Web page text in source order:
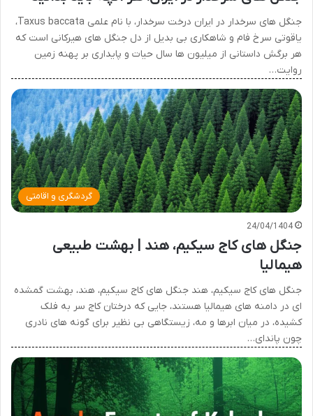
جنگل های سرخدار در ایران درخت سرخدار، با نام علمی Taxus baccata،
یاقوتی سرخ فام و شاهکاری بی بدیل از دل جنگل های هیرکانی است که
هر برگش داستانی از میلیون ها سال حیات و پایداری بر پهنه زمین
روایت…
گردشگری و اقامتی
24/04/1404
جنگل های کاج سیکیم، هند | بهشت طبیعی
هیمالیا
جنگل های کاج سیکیم، هند جنگل های کاج سیکیم، هند، بهشت گمشده
ای در دامنه های هیمالیا هستند، جایی که درختان کاج سر به فلک
کشیده، در میان ابرها و مه، زیستگاهی بی نظیر برای گونه های نادری
چون پاندای…